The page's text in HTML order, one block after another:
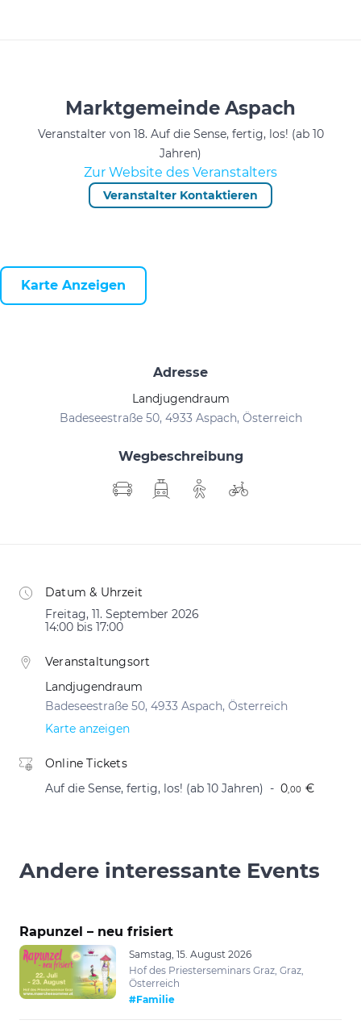
Marktgemeinde Aspach
Veranstalter von 18. Auf die Sense, fertig, los! (ab 10
Jahren)
Zur Website des Veranstalters
Veranstalter Kontaktieren
Karte Anzeigen
Adresse
Landjugendraum
Badeseestraße 50, 4933 Aspach, Österreich
Wegbeschreibung
Datum & Uhrzeit
Freitag, 11. September 2026
14:00 bis 17:00
Veranstaltungsort
Landjugendraum
Badeseestraße 50, 4933 Aspach, Österreich
Karte anzeigen
Online Tickets
Auf die Sense, fertig, los! (ab 10 Jahren)
0 ,00 €
Andere interessante Events
Rapunzel – neu frisiert
Samstag, 15. August 2026
Hof des Priesterseminars Graz, Graz,
Österreich
#Familie